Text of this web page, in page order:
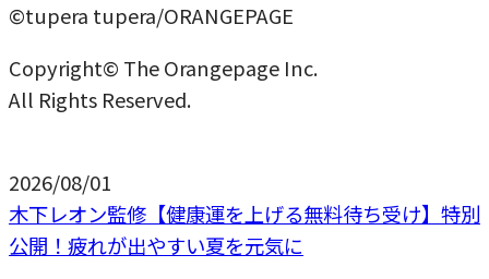
©tupera tupera/ORANGEPAGE
Copyright© The Orangepage Inc.
All Rights Reserved.
2026/08/01
木下レオン監修【健康運を上げる無料待ち受け】特別
公開！疲れが出やすい夏を元気に